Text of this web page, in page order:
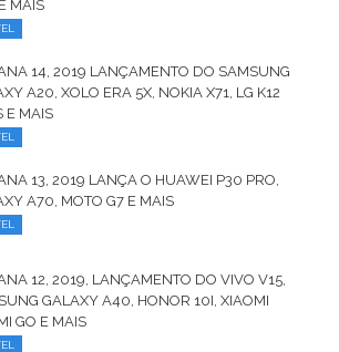
MAIS
14, 2019 LANÇAMENTO DO SAMSUNG
A20, XOLO ERA 5X, NOKIA X71, LG K12
E MAIS
13, 2019 LANÇA O HUAWEI P30 PRO,
A70, MOTO G7 E MAIS
12, 2019, LANÇAMENTO DO VIVO V15,
GALAXY A40, HONOR 10I, XIAOMI
GO E MAIS